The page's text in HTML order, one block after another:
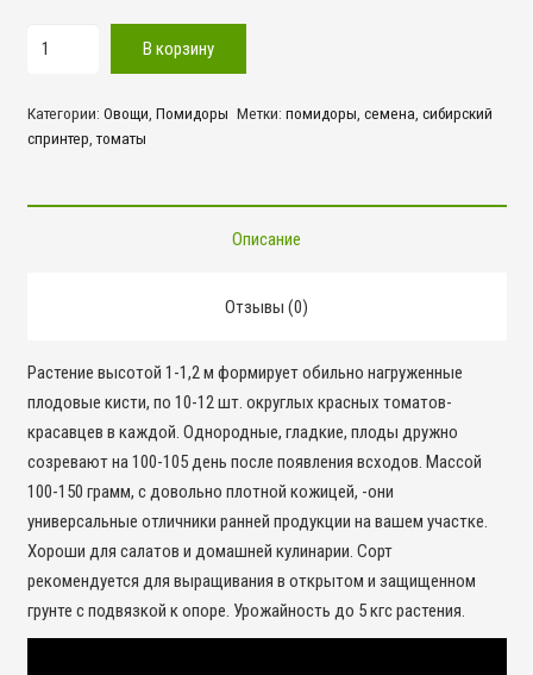
Количество
Спринтер
В корзину
Категории: Овощи Помидоры Метки: помидоры семена сибирский
спринтер томаты
Описание
Отзывы (0)
Растение высотой 1-1,2 м формирует обильно нагруженные
плодовые кисти, по 10-12 шт. округлых красных томатов-
красавцев в каждой. Однородные, гладкие, плоды дружно
созревают на 100-105 день после появления всходов. Массой
100-150 грамм, с довольно плотной кожицей, -они
универсальные отличники ранней продукции на вашем участке.
Хороши для салатов и домашней кулинарии. Сорт
рекомендуется для выращивания в открытом и защищенном
грунте с подвязкой к опоре. Урожайность до 5 кгс растения.